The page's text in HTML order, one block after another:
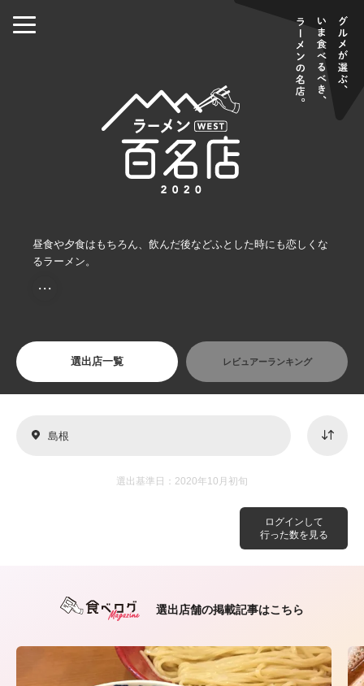
昼食や夕食はもちろん、飲んだ後などふとした時にも恋しくな
るラーメン。
・・・
選出店一覧 レビュアーランキング
ログインして
行った数を見る
島根
選出基準日：2020年10月初旬
選出店舗の掲載記事はこちら